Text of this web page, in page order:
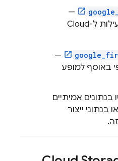
—
ל-Cloud
—
באוסף למופע
אמיתיים
ייצור